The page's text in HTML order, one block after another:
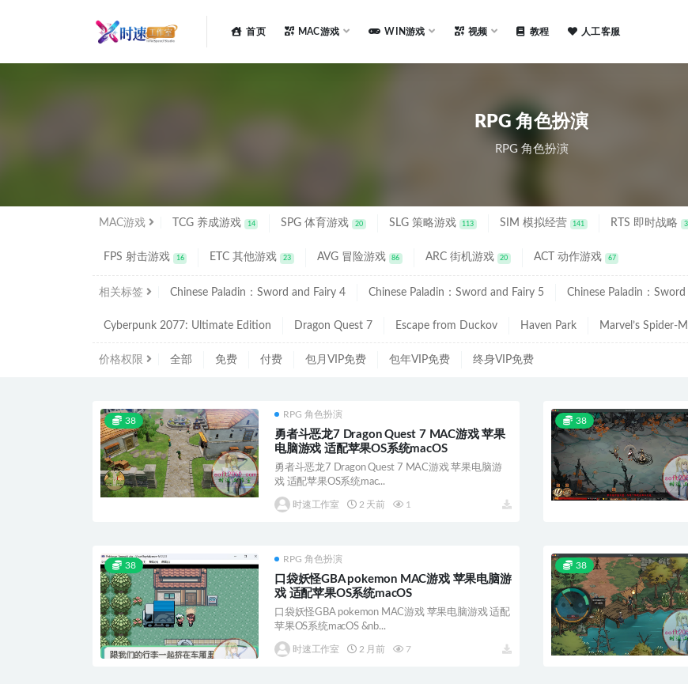
首页 MAC游戏 WIN游戏 视频 教程 人工客服
RPG 角色扮演
RPG 角色扮演
MAC游戏 TCG 养成游戏 14 SPG 体育游戏 20 SLG 策略游戏 113 SIM 模拟经营 141 RTS 即时战略
FPS 射击游戏 16 ETC 其他游戏 23 AVG 冒险游戏 86 ARC 街机游戏 20 ACT 动作游戏 67
相关标签 Chinese Paladin：Sword and Fairy 4 Chinese Paladin：Sword and Fairy 5 Chinese Paladin：
Cyberpunk 2077: Ultimate Edition Dragon Quest 7 Escape from Duckov Haven Park Marvel’s Spider-
价格权限 全部 免费 付费 包月VIP免费 包年VIP免费 终身VIP免费
38
RPG 角色扮演
勇者斗恶龙7 Dragon Quest 7 MAC游戏 苹果
电脑游戏 适配苹果OS系统macOS
勇者斗恶龙7 Dragon Quest 7 MAC游戏 苹果电脑游
戏 适配苹果OS系统mac...
时速工作室 2 天前 1
38
38
RPG 角色扮演
口袋妖怪GBA pokemon MAC游戏 苹果电脑游
戏 适配苹果OS系统macOS
口袋妖怪GBA pokemon MAC游戏 苹果电脑游戏 适配
苹果OS系统macOS &nb...
时速工作室 2 月前 7
38